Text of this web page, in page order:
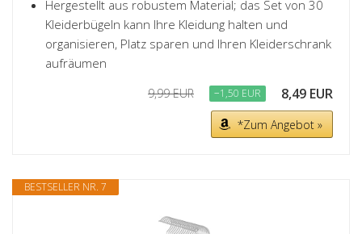
Hergestellt aus robustem Material; das Set von 30
Kleiderbügeln kann Ihre Kleidung halten und
organisieren, Platz sparen und Ihren Kleiderschrank
aufräumen
9,99 EUR −1,50 EUR 8,49 EUR
*Zum Angebot »
BESTSELLER NR. 7